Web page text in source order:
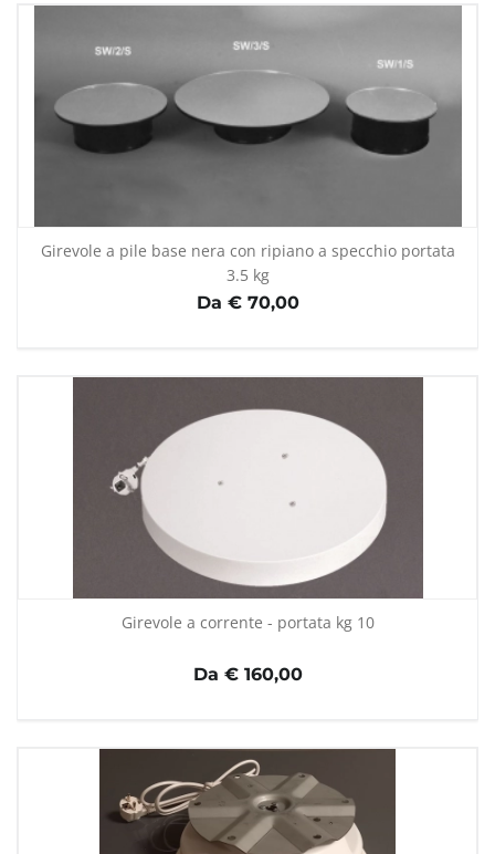
Girevole a pile base nera con ripiano a specchio portata
3.5 kg
Da € 70,00
Girevole a corrente - portata kg 10
Da € 160,00